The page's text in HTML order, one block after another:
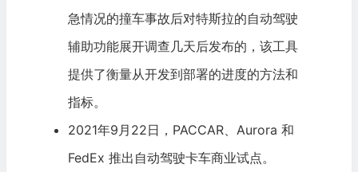
急情况的撞车事故后对特斯拉的自动驾驶
辅助功能展开调查几天后发布的，该工具
提供了衡量从开发到部署的进度的方法和
指标。
2021年9月22日， PACCAR、Aurora 和
FedEx 推出自动驾驶卡车商业试点。